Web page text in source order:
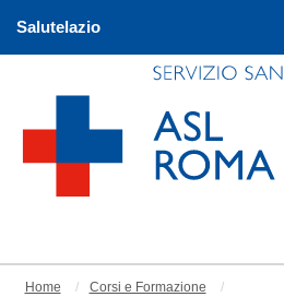
Salutelazio
Home
Corsi e Formazione